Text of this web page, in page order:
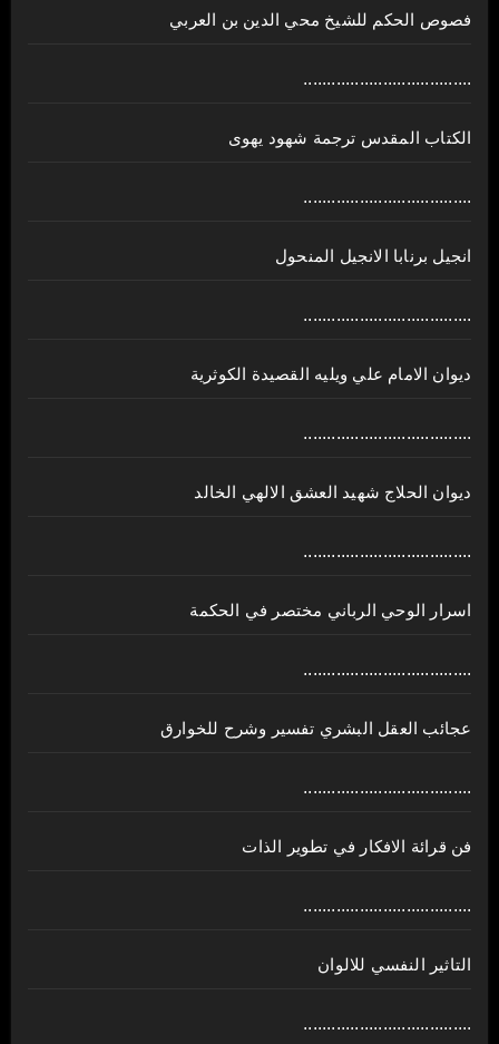
فصوص الحكم للشيخ محي الدين بن العربي
....................................
الكتاب المقدس ترجمة شهود يهوى
....................................
انجيل برنابا الانجيل المنحول
....................................
ديوان الامام علي ويليه القصيدة الكوثرية
....................................
ديوان الحلاج شهيد العشق الالهي الخالد
....................................
اسرار الوحي الرباني مختصر في الحكمة
....................................
عجائب العقل البشري تفسير وشرح للخوارق
....................................
فن قرائة الافكار في تطوير الذات
....................................
التاثير النفسي للالوان
....................................